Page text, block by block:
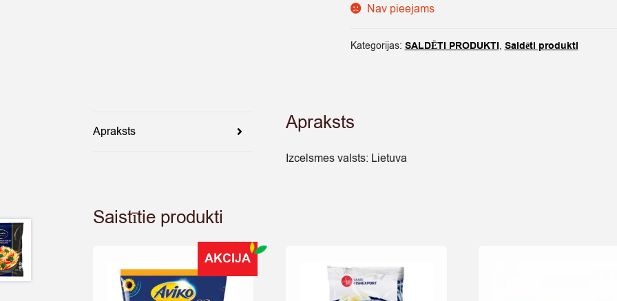
Nav pieejams
Kategorijas: SALDĒTI PRODUKTI, Saldēti produkti
Apraksts Apraksts
Izcelsmes valsts: Lietuva
Saistītie produkti
AKCIJA